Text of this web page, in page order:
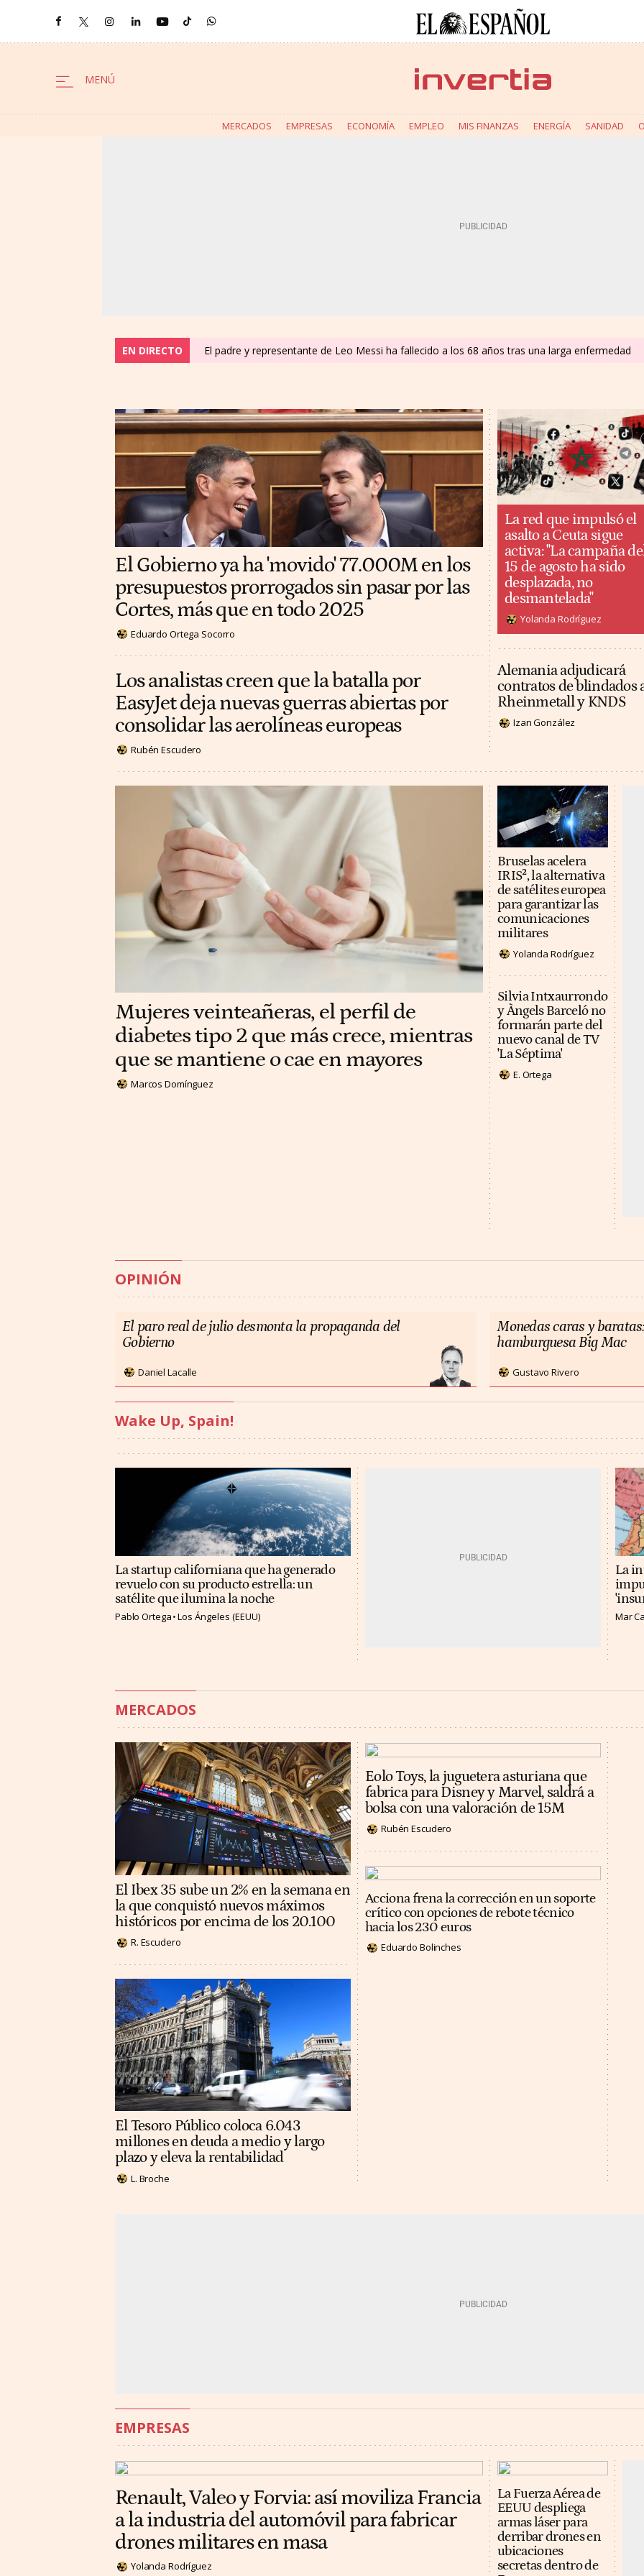
MERCADOS EMPRESAS ECONOMÍA EMPLEO MIS FINANZAS ENERGÍA SANIDAD
EN DIRECTO El padre y representante de Leo Messi ha fallecido a los 68 años tras una larga enfermedad
El Gobierno ya ha 'movido' 77.000M en los
presupuestos prorrogados sin pasar por las
Cortes, más que en todo 2025
Eduardo Ortega Socorro
Los analistas creen que la batalla por
EasyJet deja nuevas guerras abiertas por
consolidar las aerolíneas europeas
Rubén Escudero
La red que impulsó el
asalto a Ceuta sigue
activa: "La campaña
15 de agosto ha sido
desplazada, no
desmantelada"
Yolanda Rodríguez
Alemania adjudicará
contratos de blindados
Rheinmetall y KNDS
Izan González
Mujeres veinteañeras, el perfil de
diabetes tipo 2 que más crece, mientras
que se mantiene o cae en mayores
Marcos Domínguez
Bruselas acelera
IRIS², la alternativa
de satélites europea
para garantizar las
comunicaciones
militares
Yolanda Rodríguez
Silvia Intxaurrondo
y Àngels Barceló no
formarán parte del
nuevo canal de TV
'La Séptima'
E. Ortega
OPINIÓN
El paro real de julio desmonta la propaganda del
Gobierno
Daniel Lacalle
Monedas caras y
hamburguesa Big Mac
Gustavo Rivero
Wake Up, Spain!
La startup californiana que ha generado
revuelo con su producto estrella: un
satélite que ilumina la noche
Pablo Ortega Los Ángeles (EEUU)
La
Mar
MERCADOS
El Ibex 35 sube un 2% en la semana en
la que conquistó nuevos máximos
históricos por encima de los 20.100
R. Escudero
El Tesoro Público coloca 6.043
millones en deuda a medio y largo
plazo y eleva la rentabilidad
L. Broche
Eolo Toys, la juguetera asturiana que
fabrica para Disney y Marvel, saldrá a
bolsa con una valoración de 15M
Rubén Escudero
Acciona frena la corrección en un soporte
crítico con opciones de rebote técnico
hacia los 230 euros
Eduardo Bolinches
EMPRESAS
Renault, Valeo y Forvia: así moviliza Francia
a la industria del automóvil para fabricar
drones militares en masa
Yolanda Rodríguez
La Fuerza Aérea de
EEUU despliega
armas láser para
derribar drones en
ubicaciones
secretas dentro de